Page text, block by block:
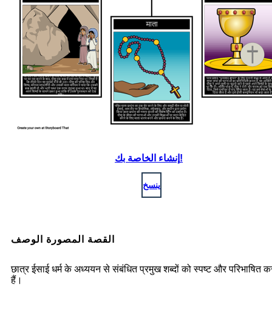
إنشاء الخاصة بك!
ينسخ
القصة المصورة الوصف
छात्र ईसाई धर्म के अध्ययन से संबंधित प्रमुख शब्दों को स्पष्ट और परिभाषित
हैं।